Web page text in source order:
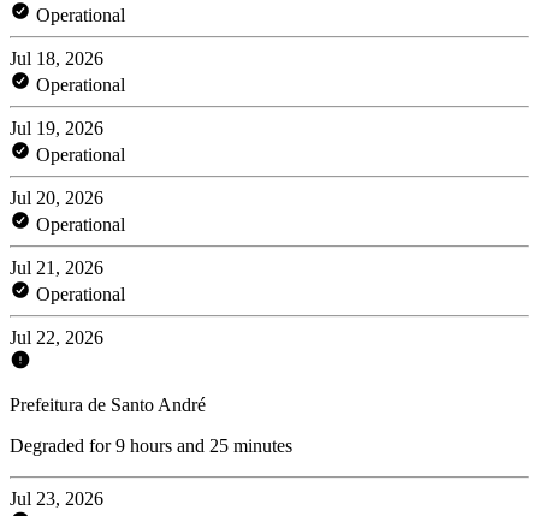
Operational
Jul 18, 2026
Operational
Jul 19, 2026
Operational
Jul 20, 2026
Operational
Jul 21, 2026
Operational
Jul 22, 2026
Prefeitura de Santo André
Degraded for 9 hours and 25 minutes
Jul 23, 2026